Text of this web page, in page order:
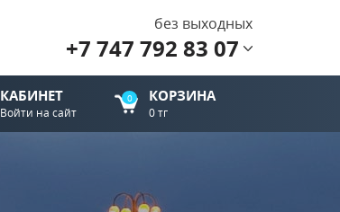
без выходных
+7 747 792 83 07
КАБИНЕТ
Войти на сайт
КОРЗИНА
0 тг
0